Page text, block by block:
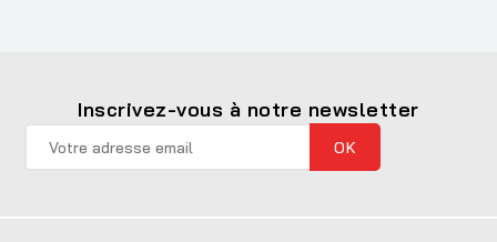
Inscrivez-vous à notre newsletter